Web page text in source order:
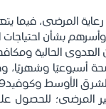
المرضى، فيما
وأسرهم بشأن
العدوى الحالية
أسبوعيًا
يوميًا وفقًا للسياسة المتبعة.
للحصول